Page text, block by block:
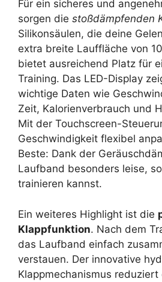
Für ein sicheres und
sorgen die stoßdämpfenden
Silikonsäulen, die deine
extra breite Lauffläche von
bietet ausreichend Platz für
Training. Das LED-Display
wichtige Daten wie
Zeit, Kalorienverbrauch und
Mit der Touchscreen-
Geschwindigkeit flexibel
Beste: Dank der
Laufband besonders leise,
trainieren kannst.
Ein weiteres Highlight ist die
Klappfunktion. Nach dem
das Laufband einfach
verstauen. Der innovative
Klappmechanismus